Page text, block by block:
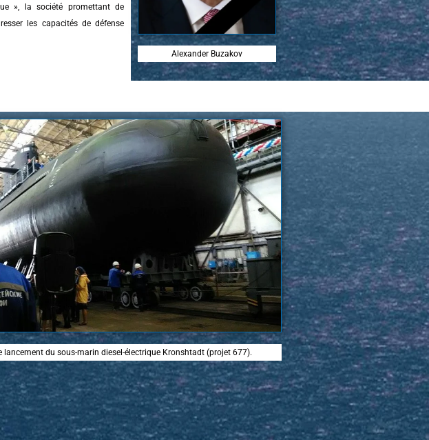
», la société promettant de
les capacités de défense
Alexander Buzakov
lancement du sous-marin diesel-électrique Kronshtadt (projet 677).